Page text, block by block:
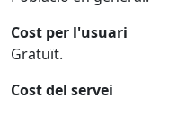
Cost per l'usuari
Gratuït.
Cost del servei